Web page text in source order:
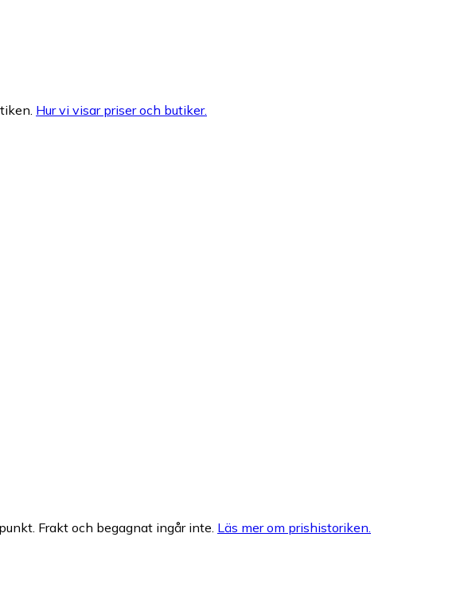
Hur vi visar priser och butiker.
Frakt och begagnat ingår inte. Läs mer om prishistoriken.